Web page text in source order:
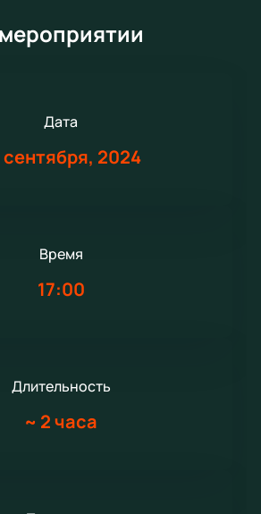
Дата
сентября, 2024
Время
17:00
Длительность
~ 2 часа